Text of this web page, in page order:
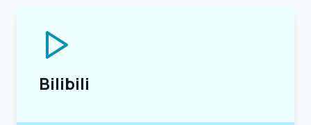
Bilibili